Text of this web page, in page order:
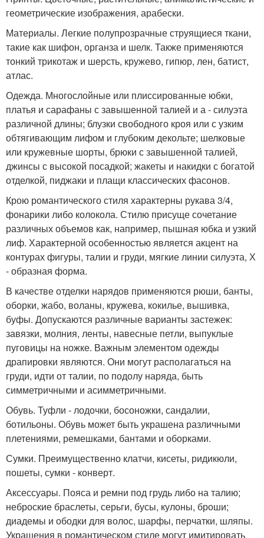
геометрические изображения, арабески.
Материалы. Легкие полупрозрачные струящиеся ткани,
такие как шифон, органза и шелк. Также применяются
тонкий трикотаж и шерсть, кружево, гипюр, лен, батист,
атлас.
Одежда. Многослойные или плиссированные юбки,
платья и сарафаны с завышенной талией и а - силуэта
различной длины; блузки свободного кроя или с узким
обтягивающим лифом и глубоким декольте; шелковые
или кружевные шорты, брюки с завышенной талией,
джинсы с высокой посадкой; жакеты и накидки с богатой
отделкой, пиджаки и плащи классических фасонов.
Крою романтического стиля характерны рукава 3/4,
фонарики либо колокола. Стилю присуще сочетание
различных объемов как, например, пышная юбка и узкий
лиф. Характерной особенностью является акцент на
контурах фигуры, талии и груди, мягкие линии силуэта, Х
- образная форма.
В качестве отделки нарядов применяются рюши, банты,
оборки, жабо, воланы, кружева, кокилье, вышивка,
буфы. Допускаются различные варианты застежек:
завязки, молния, ленты, навесные петли, выпуклые
пуговицы на ножке. Важным элементом одежды
драпировки являются. Они могут располагаться на
груди, идти от талии, по подолу наряда, быть
симметричными и асимметричными.
Обувь. Туфли - лодочки, босоножки, сандалии,
ботильоны. Обувь может быть украшена различными
плетениями, ремешками, бантами и оборками.
Сумки. Преимущественно клатчи, кисеты, ридикюли,
пошеты, сумки - конверт.
Аксессуары. Пояса и ремни под грудь либо на талию;
неброские браслеты, серьги, бусы, кулоны, броши;
диадемы и ободки для волос, шарфы, перчатки, шляпы.
Украшения в романтическом стиле могут имитировать